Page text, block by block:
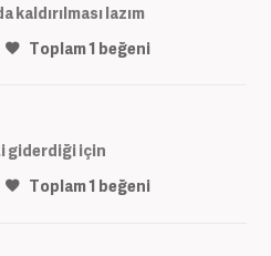
kaldırılması lazım
Toplam1 beğeni
giderdiği için
Toplam1 beğeni